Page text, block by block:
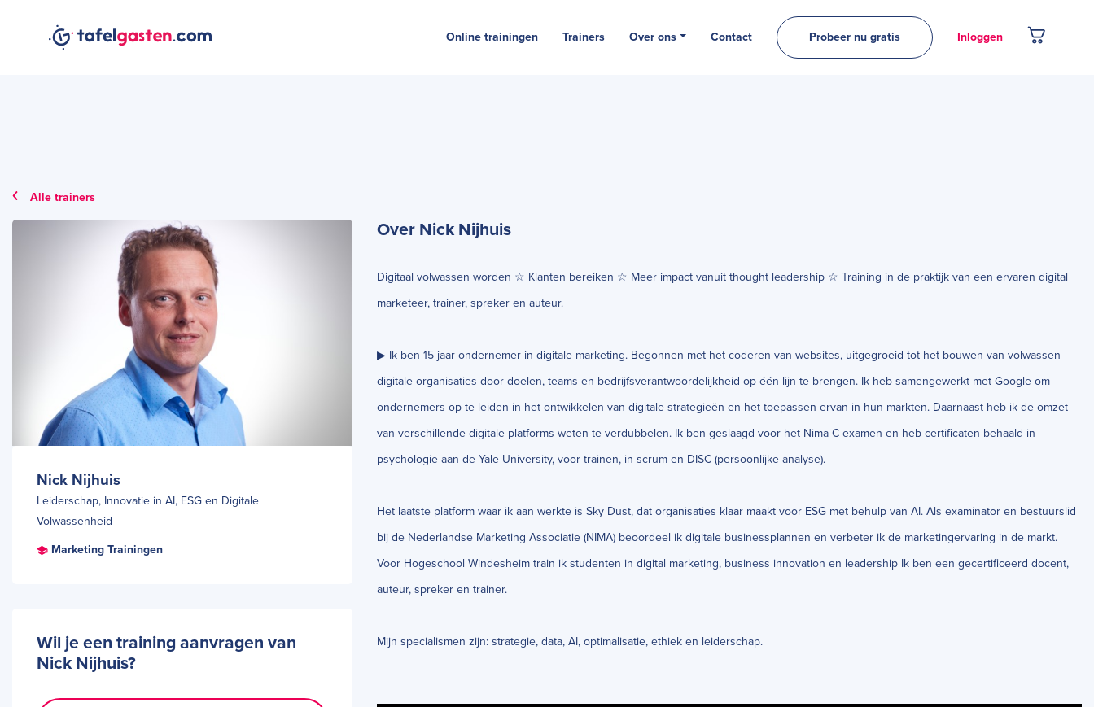
Online trainingen Trainers Over ons Contact Probeer nu gratis Inloggen
Alle trainers
Nick Nijhuis
Leiderschap, Innovatie in AI, ESG en Digitale
Volwassenheid
Marketing Trainingen
Wil je een training aanvragen van
Nick Nijhuis?
Over Nick Nijhuis
Digitaal volwassen worden ☆ Klanten bereiken ☆ Meer impact vanuit thought leadership ☆ Training in de praktijk van een ervaren digital
marketeer, trainer, spreker en auteur.
▶ Ik ben 15 jaar ondernemer in digitale marketing. Begonnen met het coderen van websites, uitgegroeid tot het bouwen van volwassen
digitale organisaties door doelen, teams en bedrijfsverantwoordelijkheid op één lijn te brengen. Ik heb samengewerkt met Google om
ondernemers op te leiden in het ontwikkelen van digitale strategieën en het toepassen ervan in hun markten. Daarnaast heb ik de omzet
van verschillende digitale platforms weten te verdubbelen. Ik ben geslaagd voor het Nima C-examen en heb certificaten behaald in
psychologie aan de Yale University, voor trainen, in scrum en DISC (persoonlijke analyse).
Het laatste platform waar ik aan werkte is Sky Dust, dat organisaties klaar maakt voor ESG met behulp van AI. Als examinator en bestuurslid
bij de Nederlandse Marketing Associatie (NIMA) beoordeel ik digitale businessplannen en verbeter ik de marketingervaring in de markt.
Voor Hogeschool Windesheim train ik studenten in digital marketing, business innovation en leadership Ik ben een gecertificeerd docent,
auteur, spreker en trainer.
Mijn specialismen zijn: strategie, data, AI, optimalisatie, ethiek en leiderschap.